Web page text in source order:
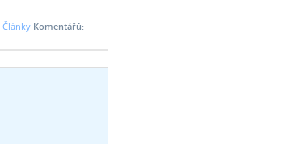
Články Komentářů: